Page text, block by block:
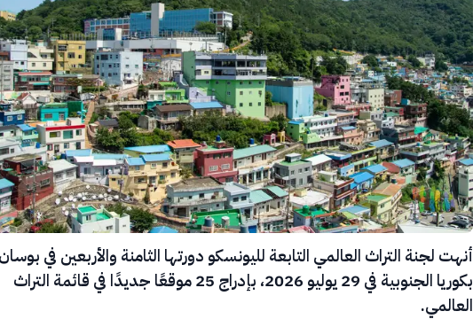
أنهت لجنة التراث العالمي التابعة لليونسكو دورتها الثامنة والأربعين في
بكوريا الجنوبية في 29 يوليو 2026، بإدراج 25 موقعًا جديدًا في قائمة التراث
العالمي.